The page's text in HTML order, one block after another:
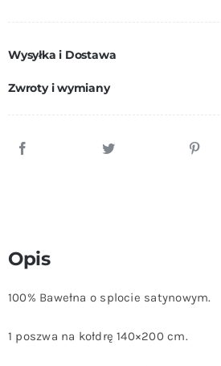
Wysyłka i Dostawa
Zwroty i wymiany
Opis
100% Bawełna o splocie satynowym.
1 poszwa na kołdrę 140×200 cm.